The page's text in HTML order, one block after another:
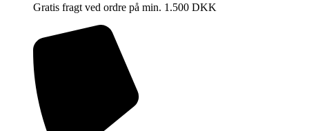
Gratis fragt ved ordre på min. 1.500 DKK